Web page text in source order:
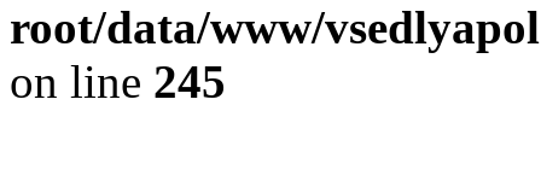
root/data/www/
on line 245